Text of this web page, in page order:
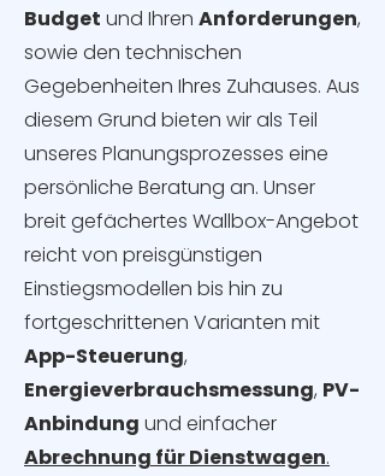
Budget und Ihren Anforderungen,
sowie den technischen
Gegebenheiten Ihres Zuhauses. Aus
diesem Grund bieten wir als Teil
unseres Planungsprozesses eine
persönliche Beratung an. Unser
breit gefächertes Wallbox-Angebot
reicht von preisgünstigen
Einstiegsmodellen bis hin zu
fortgeschrittenen Varianten mit
App-Steuerung,
Energieverbrauchsmessung, PV-
Anbindung und einfacher
Abrechnung für Dienstwagen.